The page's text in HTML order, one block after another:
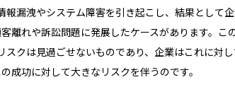
漏洩やシステム障害を引き起こし、結果とし
離れや訴訟問題に発展したケースがあります。こ
クは見過ごせないものであり、企業はこれに対
成功に対して大きなリスクを伴うのです。